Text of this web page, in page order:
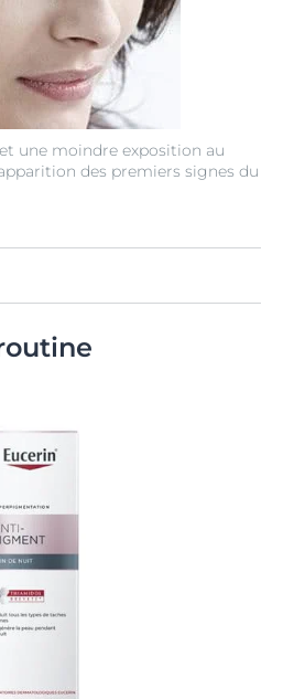
une moindre exposition au
des premiers signes du